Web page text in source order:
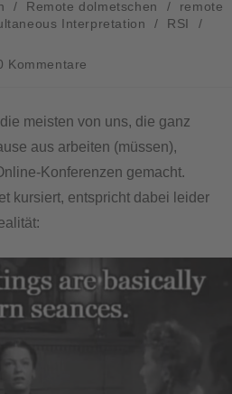
/ Remote dolmetschen /
remote
Interpretation / RSI
/
Kommentare
meisten von uns, die ganz
aus arbeiten (müssen),
Konferenzen gemacht.
kursiert, entspricht dabei leider